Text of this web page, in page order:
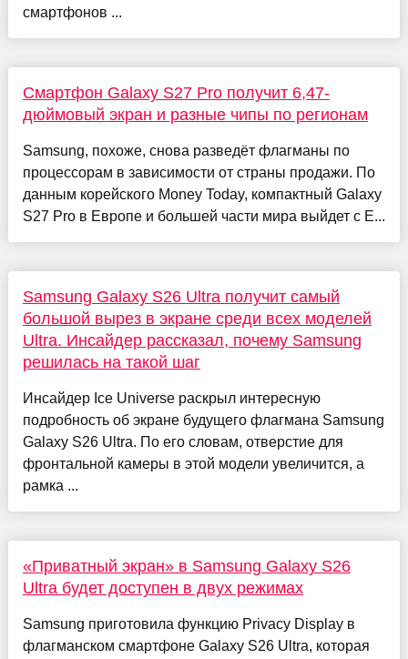
смартфонов ...
Смартфон Galaxy S27 Pro получит 6,47-
дюймовый экран и разные чипы по регионам
Samsung, похоже, снова разведёт флагманы по
процессорам в зависимости от страны продажи. По
данным корейского Money Today, компактный Galaxy
S27 Pro в Европе и большей части мира выйдет с E...
Samsung Galaxy S26 Ultra получит самый
большой вырез в экране среди всех моделей
Ultra. Инсайдер рассказал, почему Samsung
решилась на такой шаг
Инсайдер Ice Universe раскрыл интересную
подробность об экране будущего флагмана Samsung
Galaxy S26 Ultra. По его словам, отверстие для
фронтальной камеры в этой модели увеличится, а
рамка ...
«Приватный экран» в Samsung Galaxy S26
Ultra будет доступен в двух режимах
Samsung приготовила функцию Privacy Display в
флагманском смартфоне Galaxy S26 Ultra, которая